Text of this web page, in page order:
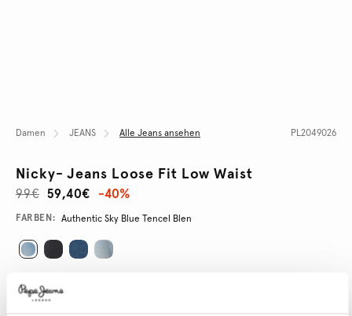
Damen JEANS Alle Jeans ansehen PL2049026
Nicky- Jeans Loose Fit Low Waist
59,40€
99€ -40%
Promotions
Variations
FARBEN: Authentic Sky Blue Tencel Blen
GRÖßE AUSWÄHLEN: